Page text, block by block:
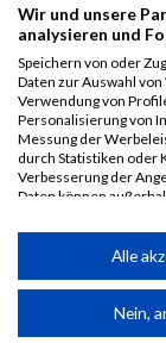
Disqualifiziert
Wir und unsere
analysieren und
Speichern von oder
Daten zur Auswahl
Verwendung von
Personalisierung von
Messung der
durch Statistiken oder
Verbesserung der
Daten können
Partnerliste
Wir nutzen Ihre Daten
Alle
Nein,